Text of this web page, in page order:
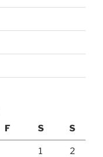
F S S
1 2